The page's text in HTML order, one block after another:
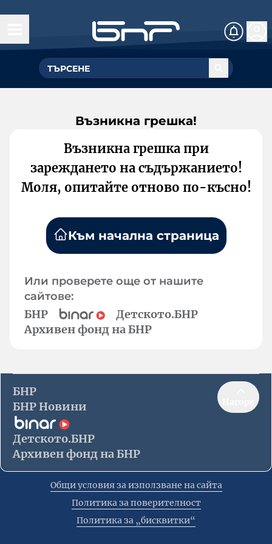
Възникна грешка!
Възникна грешка при
зареждането на съдържанието!
Моля, опитайте отново по-късно!
Към начална страница
Или проверете още от нашите
сайтове:
БНР
Детското.БНР
Архивен фонд на БНР
БНР
БНР Новини
Детското.БНР
Архивен фонд на БНР
Общи условия за използване на сайта
Политика за поверителност
Политика за „бисквитки“